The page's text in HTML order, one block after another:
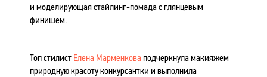
и моделирующая стайлинг-помада с глянцевым
финишем.
Топ стилист Елена Марменкова подчеркнула макияжем
природную красоту конкурсантки и выполнила